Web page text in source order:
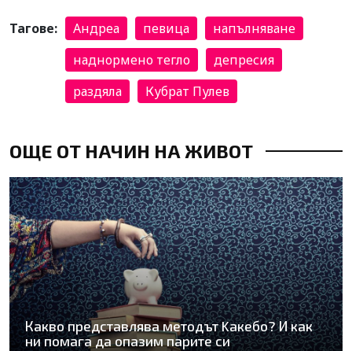
Тагове: Андреа певица
напълняване
наднормено тегло
депресия
раздяла
Кубрат Пулев
ОЩЕ ОТ НАЧИН НА ЖИВОТ
Какво представлява методът Kaкебо? И как
ни помага да опазим парите си